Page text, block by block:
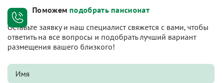
Поможем подобрать пансионат
Оставьте заявку и наш специалист свяжется с вами, чтобы
ответить на все вопросы и подобрать лучший вариант
размещения вашего близкого!